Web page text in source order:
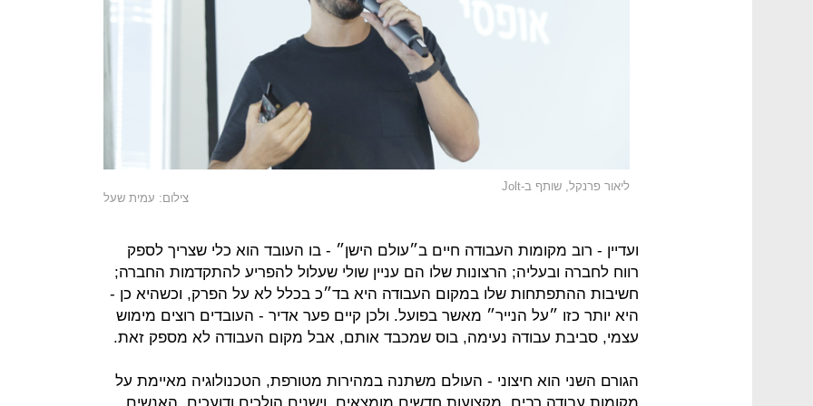
ליאור פרנקל, שותף ב-Jolt
צילום: עמית שעל
ועדיין - רוב מקומות העבודה חיים ב״עולם הישן״ - בו העובד הוא כלי שצריך לספק
רווח לחברה ובעליה; הרצונות שלו הם עניין שולי שעלול להפריע להתקדמות החברה;
חשיבות ההתפתחות שלו במקום העבודה היא בד״כ בכלל לא על הפרק, וכשהיא כן -
היא יותר כזו ״על הנייר״ מאשר בפועל. ולכן קיים פער אדיר - העובדים רוצים מימוש
עצמי, סביבת עבודה נעימה, בוס שמכבד אותם, אבל מקום העבודה לא מספק זאת.
הגורם השני הוא חיצוני - העולם משתנה במהירות מטורפת, הטכנולוגיה מאיימת על
מקומות עבודה רבים, מקצועות חדשים מומצאים, וישנים הולכים ודועכים. האנשים